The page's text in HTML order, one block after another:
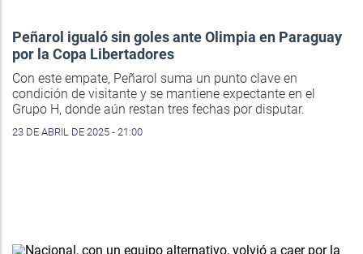
Peñarol igualó sin goles ante Olimpia en Paraguay
por la Copa Libertadores
Con este empate, Peñarol suma un punto clave en
condición de visitante y se mantiene expectante en el
Grupo H, donde aún restan tres fechas por disputar.
23 DE ABRIL DE 2025 - 21:00